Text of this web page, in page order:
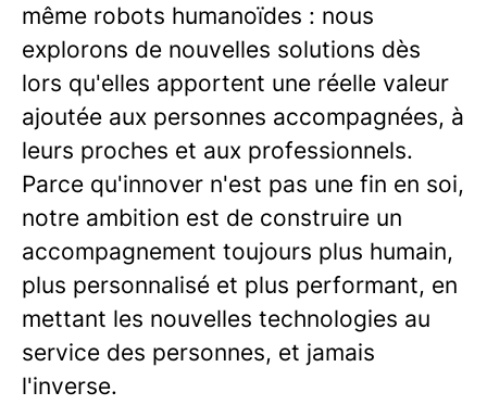
même robots humanoïdes : nous
explorons de nouvelles solutions dès
lors qu'elles apportent une réelle valeur
ajoutée aux personnes accompagnées, à
leurs proches et aux professionnels.
Parce qu'innover n'est pas une fin en soi,
notre ambition est de construire un
accompagnement toujours plus humain,
plus personnalisé et plus performant, en
mettant les nouvelles technologies au
service des personnes, et jamais
l'inverse.